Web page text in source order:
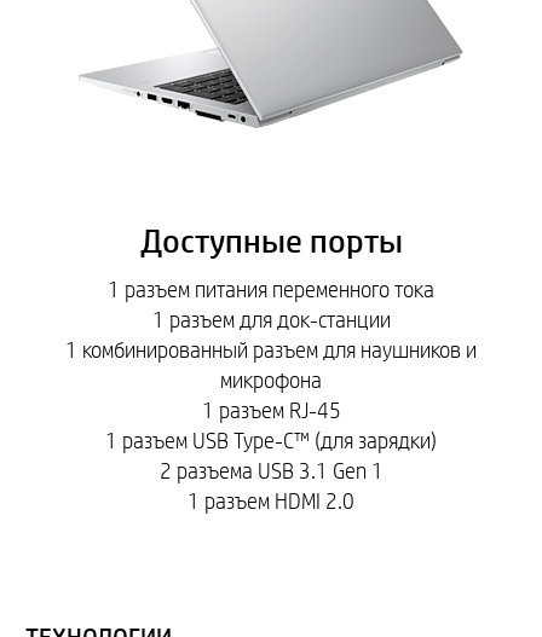
Доступные порты
1 разъем питания переменного тока
1 разъем для док-станции
1 комбинированный разъем для наушников и
микрофона
1 разъем RJ-45
1 разъем USB Type-C™ (для зарядки)
2 разъема USB 3.1 Gen 1
1 разъем HDMI 2.0